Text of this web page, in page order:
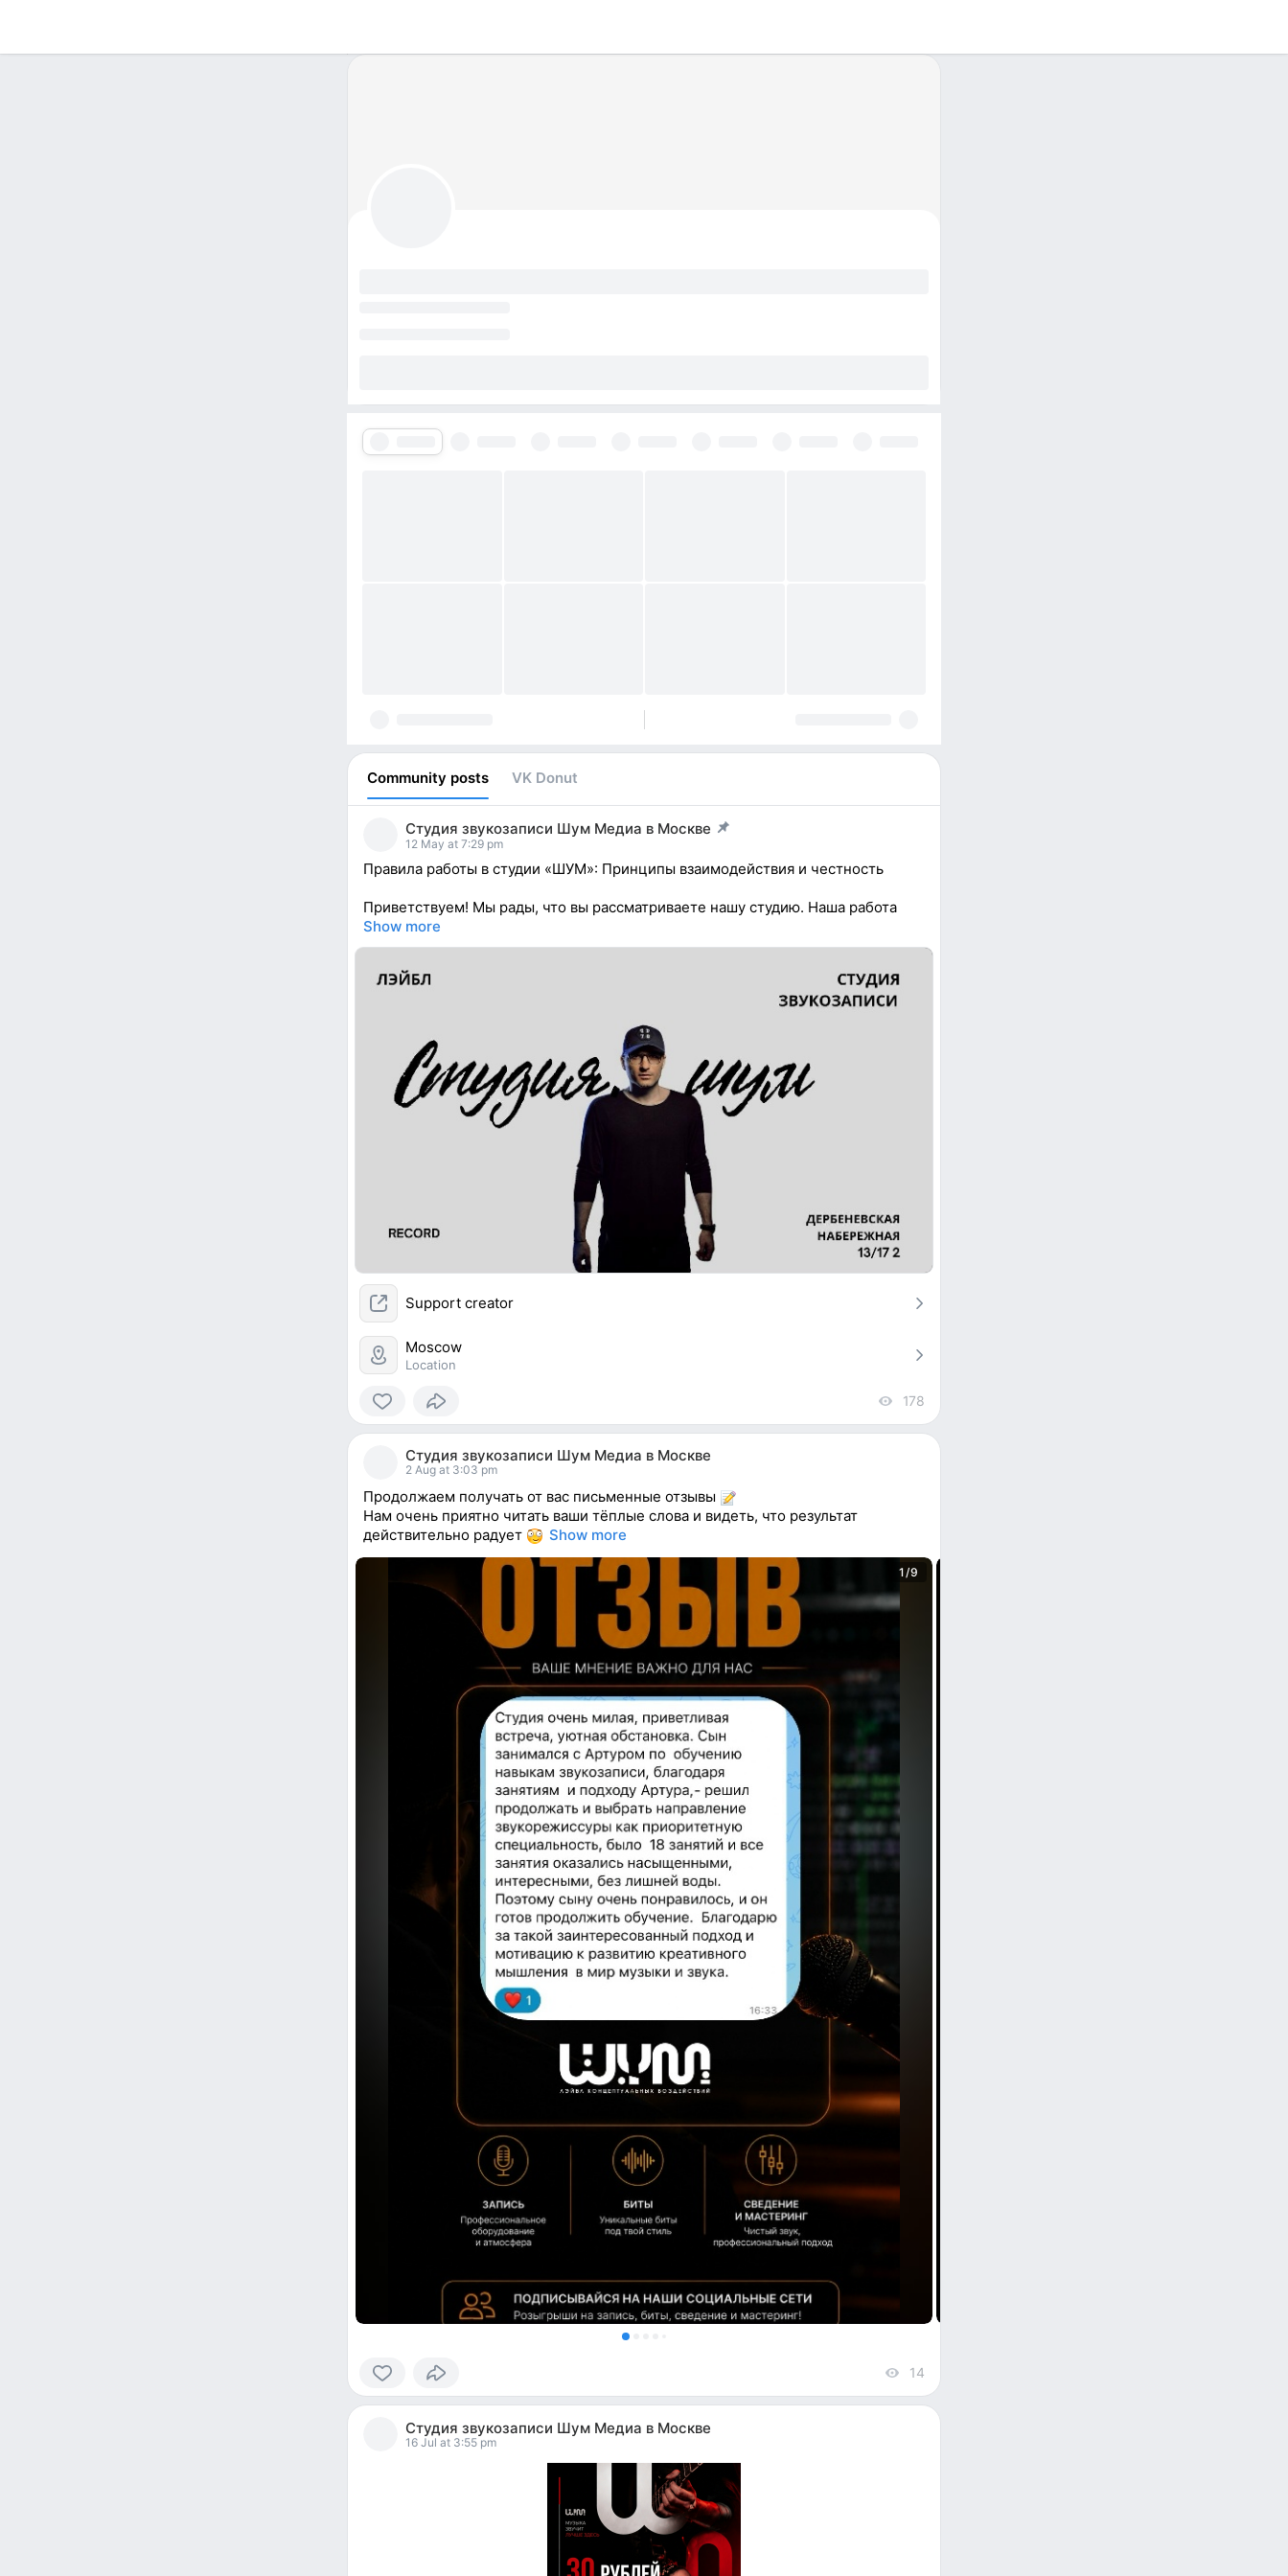
Community posts VK Donut
Студия звукозаписи Шум Медиа в Москве
post pinned
12 May at 7:29 pm
Правила работы в студии «ШУМ»: Принципы взаимодействия и честность
Приветствуем! Мы рады, что вы рассматриваете нашу студию. Наша работа
Show more
Support creator
Moscow
Location
0
reacted
178
Студия звукозаписи Шум Медиа в Москве
2 Aug at 3:03 pm
Продолжаем получать от вас письменные отзывы
Нам очень приятно читать ваши тёплые слова и видеть, что результат
действительно радует
Show more
1/9
0
reacted
14
Студия звукозаписи Шум Медиа в Москве
16 Jul at 3:55 pm